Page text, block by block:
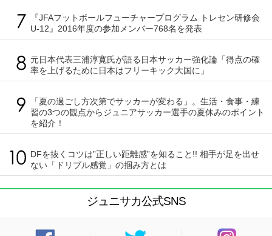
『JFAフットボールフューチャープログラム トレセン研修会
U-12』2016年度の参加メンバー768名を発表
元日本代表三浦淳寛氏が語る日本サッカー強化論「得点の確
率を上げるために日本はフリーキック大国に」
「夏の過ごし方次第でサッカーが変わる」。生活・食事・練
習の3つの観点からジュニアサッカー選手の夏休みのポイント
を紹介！
DFを抜くコツは”正しい距離感”を知ること!! 相手が足を出せ
ない「ドリブル感覚」の掴み方とは
ジュニサカ公式SNS